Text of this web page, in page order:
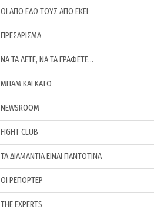
ΟΙ ΑΠΟ ΕΔΩ ΤΟΥΣ ΑΠΟ ΕΚΕΙ
ΠΡΕΣΑΡΙΣΜΑ
ΝΑ ΤΑ ΛΕΤΕ, ΝΑ ΤΑ ΓΡΑΦΕΤΕ…
ΜΠΑΜ ΚΑΙ ΚΑΤΩ
NEWSROOM
FIGHT CLUB
ΤΑ ΔΙΑΜΑΝΤΙΑ ΕΙΝΑΙ ΠΑΝΤΟΤΙΝΑ
ΟΙ ΡΕΠΟΡΤΕΡ
THE EXPERTS